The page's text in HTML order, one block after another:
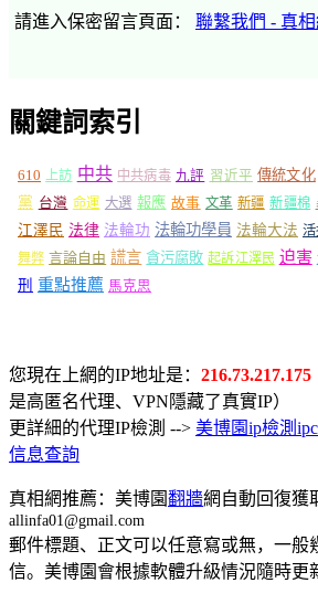
請進入保密留言頁面： 聯繫我們 - 真相
關鍵詞索引
610 上訪 中共 中共病毒 九評 習近平 傳統文化
黨 台灣 命運 大選 報應 故事 文革 新疆 新疆棉
江澤民 法律 法輪功 法輪功學員 法輪大法
舞弊 言論自由 謊言 貪污腐敗 起訴江澤民 迫害
刑 重點推薦 馬克思
您現在上網的IP地址是： 216.73.217.175
是高匿名代理、VPN隱藏了真實IP）
更詳細的代理IP檢測 --> 美博園ip檢測
信息查詢
真相網推薦：美博園翻牆網自動回復獲
allinfa01@gmail.com
郵件標題、正文可以任意寫或無，一般
信。美博園會根據軟體升級情況隨時更